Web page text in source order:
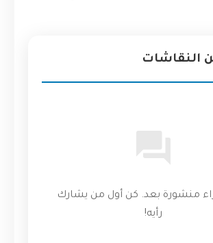
النقاشات
منشورة بعد. كن أول من يشارك
رأيه!